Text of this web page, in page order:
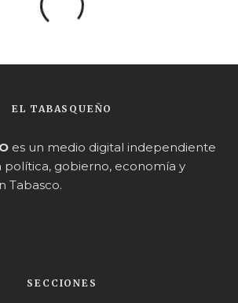
EL TABASQUEÑO
es un medio digital independiente
política, gobierno, economía y
Tabasco.
SECCIONES